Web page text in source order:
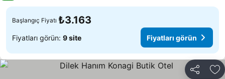
Başlangıç Fiyatı ₺3.163
Fiyatları görün: 9 site Fiyatları görün
Paylaş